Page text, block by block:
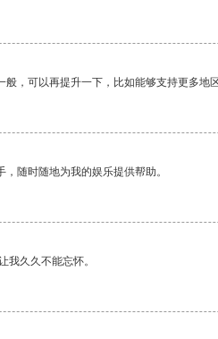
，可以再提升一下，比如能够支持更多地区
随时随地为我的娱乐提供帮助。
我久久不能忘怀。